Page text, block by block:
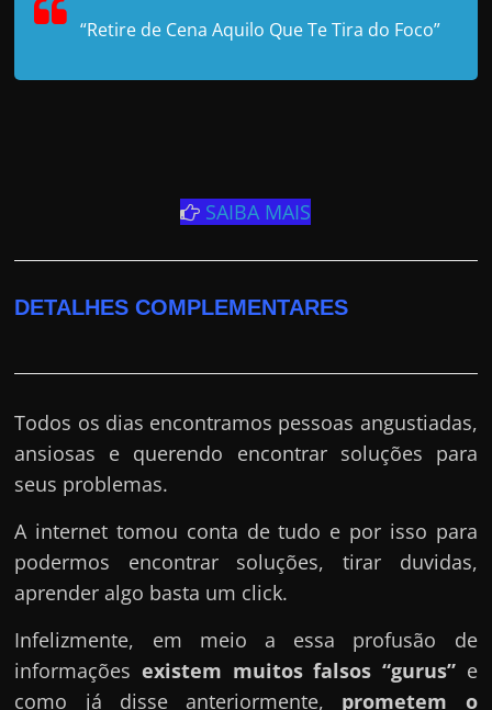
“Retire de Cena Aquilo Que Te Tira do Foco”
SAIBA MAIS
DETALHES COMPLEMENTARES
Todos os dias encontramos pessoas angustiadas,
ansiosas e querendo encontrar soluções para
seus problemas.
A internet tomou conta de tudo e por isso para
podermos encontrar soluções, tirar duvidas,
aprender algo basta um click.
Infelizmente, em meio a essa profusão de
informaçõesexistem muitos falsos “gurus”e
como já disse anteriormente, prometem o